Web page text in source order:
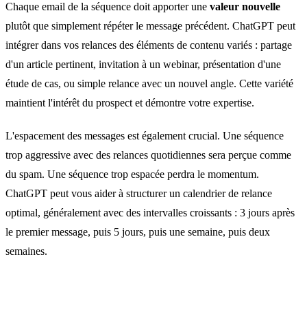
Chaque email de la séquence doit apporter une valeur nouvelle
plutôt que simplement répéter le message précédent. ChatGPT peut
intégrer dans vos relances des éléments de contenu variés : partage
d'un article pertinent, invitation à un webinar, présentation d'une
étude de cas, ou simple relance avec un nouvel angle. Cette variété
maintient l'intérêt du prospect et démontre votre expertise.
L'espacement des messages est également crucial. Une séquence
trop aggressive avec des relances quotidiennes sera perçue comme
du spam. Une séquence trop espacée perdra le momentum.
ChatGPT peut vous aider à structurer un calendrier de relance
optimal, généralement avec des intervalles croissants : 3 jours après
le premier message, puis 5 jours, puis une semaine, puis deux
semaines.